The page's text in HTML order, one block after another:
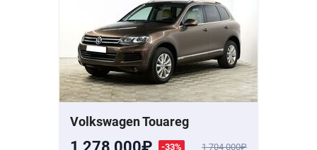
Volkswagen Touareg
-33% 1 704 000